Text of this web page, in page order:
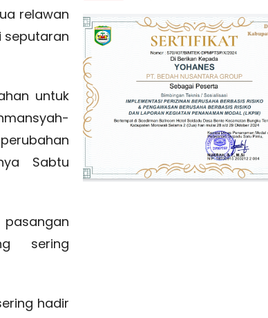
relawan
seputaran
untuk
Sabtu
sering
hadir